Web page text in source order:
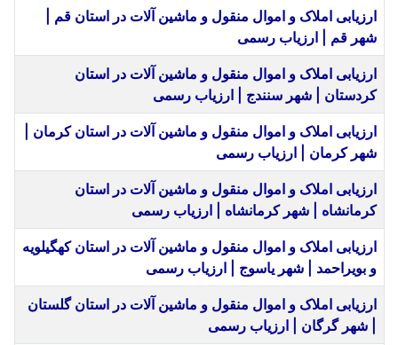
ارزیابی املاک و اموال منقول و ماشین آلات در استان قم |
شهر قم | ارزیاب رسمی
ارزیابی املاک و اموال منقول و ماشین آلات در استان
کردستان | شهر سنندج | ارزیاب رسمی
ارزیابی املاک و اموال منقول و ماشین آلات در استان کرمان |
شهر کرمان | ارزیاب رسمی
ارزیابی املاک و اموال منقول و ماشین آلات در استان
کرمانشاه | شهر کرمانشاه | ارزیاب رسمی
ارزیابی املاک و اموال منقول و ماشین آلات در استان کهگیلویه
و بویراحمد | شهر یاسوج | ارزیاب رسمی
ارزیابی املاک و اموال منقول و ماشین آلات در استان گلستان
| شهر گرگان | ارزیاب رسمی